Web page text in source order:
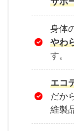
身体
やわ
す。
エコ
だか
維製